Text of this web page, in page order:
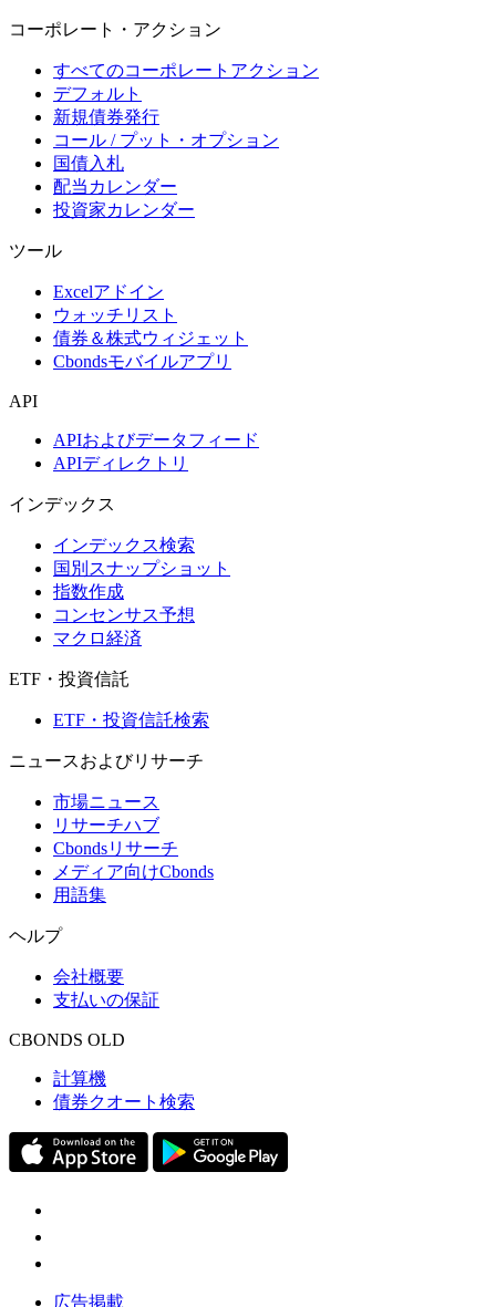
コーポレート・アクション
すべてのコーポレートアクション
デフォルト
新規債券発行
コール / プット・オプション
国債入札
配当カレンダー
投資家カレンダー
ツール
Excelアドイン
ウォッチリスト
債券＆株式ウィジェット
Cbondsモバイルアプリ
API
APIおよびデータフィード
APIディレクトリ
インデックス
インデックス検索
国別スナップショット
指数作成
コンセンサス予想
マクロ経済
ETF・投資信託
ETF・投資信託検索
ニュースおよびリサーチ
市場ニュース
リサーチハブ
Cbondsリサーチ
メディア向けCbonds
用語集
ヘルプ
会社概要
支払いの保証
CBONDS OLD
計算機
債券クオート検索
広告掲載